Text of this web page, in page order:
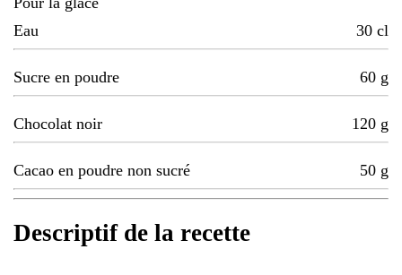
Eau
30 cl
Sucre en poudre 60 g
Chocolat noir 120 g
Cacao en poudre non sucré 50 g
Descriptif de la recette